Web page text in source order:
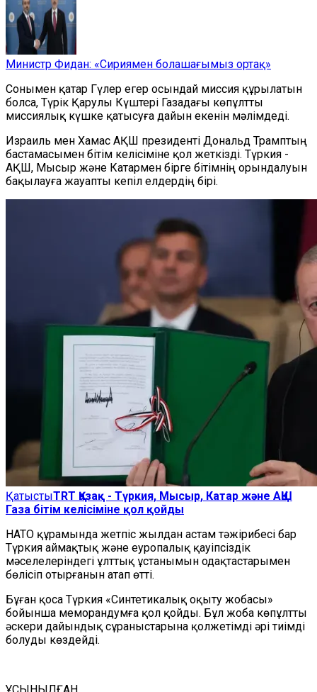
Министр Фидан: «Сириямен болашағымыз ортақ»
Сонымен қатар Гүлер егер осындай миссия құрылатын
болса, Түрік Қарулы Күштері Газадағы көпұлтты
миссиялық күшке қатысуға дайын екенін мәлімдеді.
Израиль мен Хамас АҚШ президенті Дональд Трамптың
бастамасымен бітім келісіміне қол жеткізді. Түркия -
АҚШ, Мысыр және Катармен бірге бітімнің орындалуын
бақылауға жауапты кепіл елдердің бірі.
ҚатыстыTRT Қазақ - Түркия, Мысыр, Катар және АҚШ
Газа бітім келісіміне қол қойды
НАТО құрамында жетпіс жылдан астам тәжірибесі бар
Түркия аймақтық және еуропалық қауіпсіздік
мәселелеріндегі ұлттық ұстанымын одақтастарымен
бөлісіп отырғанын атап өтті.
Бұған қоса Түркия «Синтетикалық оқыту жобасы»
бойынша меморандумға қол қойды. Бұл жоба көпұлтты
әскери дайындық сұраныстарына қолжетімді әрі тиімді
болуды көздейді.